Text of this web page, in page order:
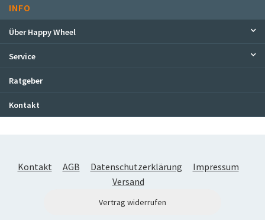
INFO
Über Happy Wheel
Service
Ratgeber
Kontakt
Kontakt AGB Datenschutzerklärung
Impressum
Versand
Vertrag widerrufen